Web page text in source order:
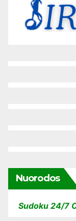
Nuorodos
Sudoku 24/7